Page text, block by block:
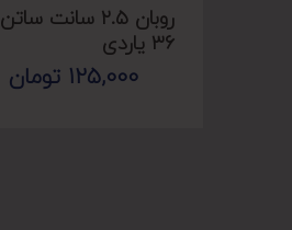
روبان ۲.۵ سانت ساتن
۳۶ یاردی
125,000 تومان